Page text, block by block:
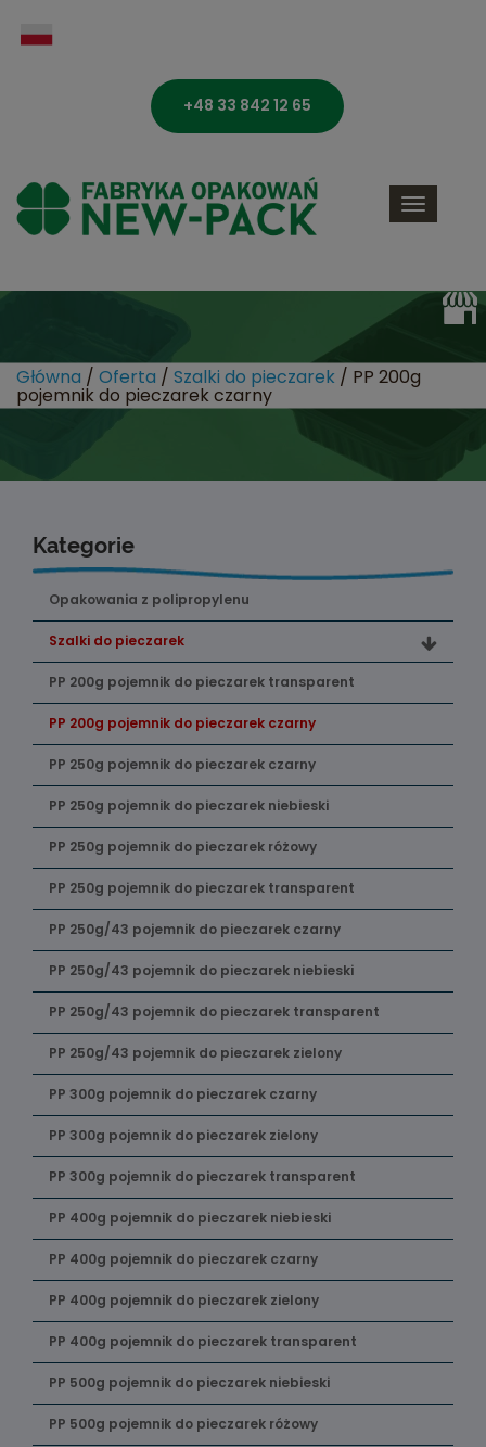
+48 33 842 12 65
Toggle
Główna / Oferta / Szalki do pieczarek / PP 200g
pojemnik do pieczarek czarny
Kategorie
Opakowania z polipropylenu
Szalki do pieczarek
PP 200g pojemnik do pieczarek transparent
PP 200g pojemnik do pieczarek czarny
PP 250g pojemnik do pieczarek czarny
PP 250g pojemnik do pieczarek niebieski
PP 250g pojemnik do pieczarek różowy
PP 250g pojemnik do pieczarek transparent
PP 250g/43 pojemnik do pieczarek czarny
PP 250g/43 pojemnik do pieczarek niebieski
PP 250g/43 pojemnik do pieczarek transparent
PP 250g/43 pojemnik do pieczarek zielony
PP 300g pojemnik do pieczarek czarny
PP 300g pojemnik do pieczarek zielony
PP 300g pojemnik do pieczarek transparent
PP 400g pojemnik do pieczarek niebieski
PP 400g pojemnik do pieczarek czarny
PP 400g pojemnik do pieczarek zielony
PP 400g pojemnik do pieczarek transparent
PP 500g pojemnik do pieczarek niebieski
PP 500g pojemnik do pieczarek różowy